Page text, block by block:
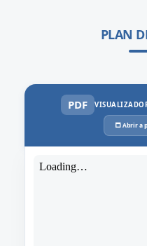
PLAN
PDF
🗖 Abrir a